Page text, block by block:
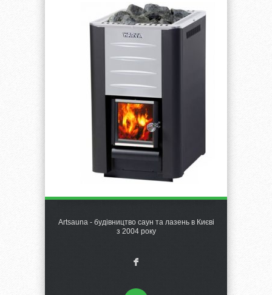
Artsauna - будівництво саун та лазень в Києві
з 2004 року
F